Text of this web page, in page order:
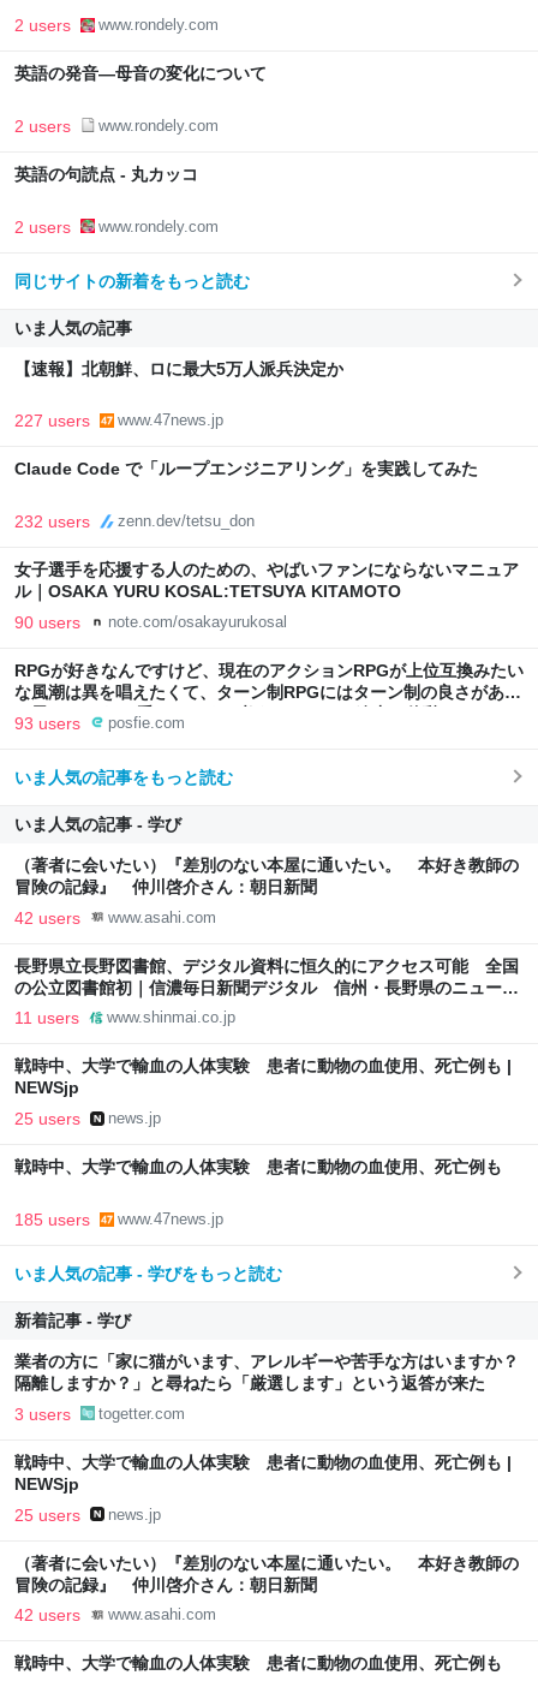
2 users www.rondely.com
英語の発音―母音の変化について
2 users www.rondely.com
英語の句読点 - 丸カッコ
2 users www.rondely.com
同じサイトの新着をもっと読む
いま人気の記事
【速報】北朝鮮、ロに最大5万人派兵決定か
227 users www.47news.jp
Claude Code で「ループエンジニアリング」を実践してみた
232 users zenn.dev/tetsu_don
女子選手を応援する人のための、やばいファンにならないマニュア
ル｜OSAKA YURU KOSAL:TETSUYA KITAMOTO
90 users note.com/osakayurukosal
RPGが好きなんですけど、現在のアクションRPGが上位互換みたい
な風潮は異を唱えたくて、ターン制RPGにはターン制の良さがある
と思ってます 一手をじっくり考えられたり、途中で休憩したりでき
るのがターン制の良さじゃないですか もっとターン制を煮詰めて欲
(´・ω・｀)」
93 users posfie.com
いま人気の記事をもっと読む
いま人気の記事 - 学び
（著者に会いたい）『差別のない本屋に通いたい。 本好き教師の
冒険の記録』 仲川啓介さん：朝日新聞
42 users www.asahi.com
長野県立長野図書館、デジタル資料に恒久的にアクセス可能 全国
の公立図書館初｜信濃毎日新聞デジタル 信州・長野県のニュース
サイト
11 users www.shinmai.co.jp
戦時中、大学で輸血の人体実験 患者に動物の血使用、死亡例も |
NEWSjp
25 users news.jp
戦時中、大学で輸血の人体実験 患者に動物の血使用、死亡例も
185 users www.47news.jp
いま人気の記事 - 学びをもっと読む
新着記事 - 学び
業者の方に「家に猫がいます、アレルギーや苦手な方はいますか？
隔離しますか？」と尋ねたら「厳選します」という返答が来た
3 users togetter.com
戦時中、大学で輸血の人体実験 患者に動物の血使用、死亡例も |
NEWSjp
25 users news.jp
（著者に会いたい）『差別のない本屋に通いたい。 本好き教師の
冒険の記録』 仲川啓介さん：朝日新聞
42 users www.asahi.com
戦時中、大学で輸血の人体実験 患者に動物の血使用、死亡例も